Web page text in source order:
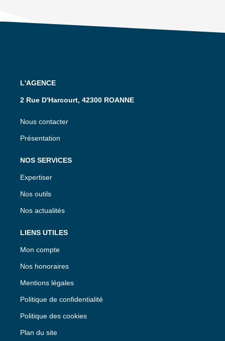
L'AGENCE
2 Rue D'Harcourt, 42300 ROANNE
Nous contacter
Présentation
NOS SERVICES
Expertiser
Nos outils
Nos actualités
LIENS UTILES
Mon compte
Nos honoraires
Mentions légales
Politique de confidentialité
Politique des cookies
Plan du site